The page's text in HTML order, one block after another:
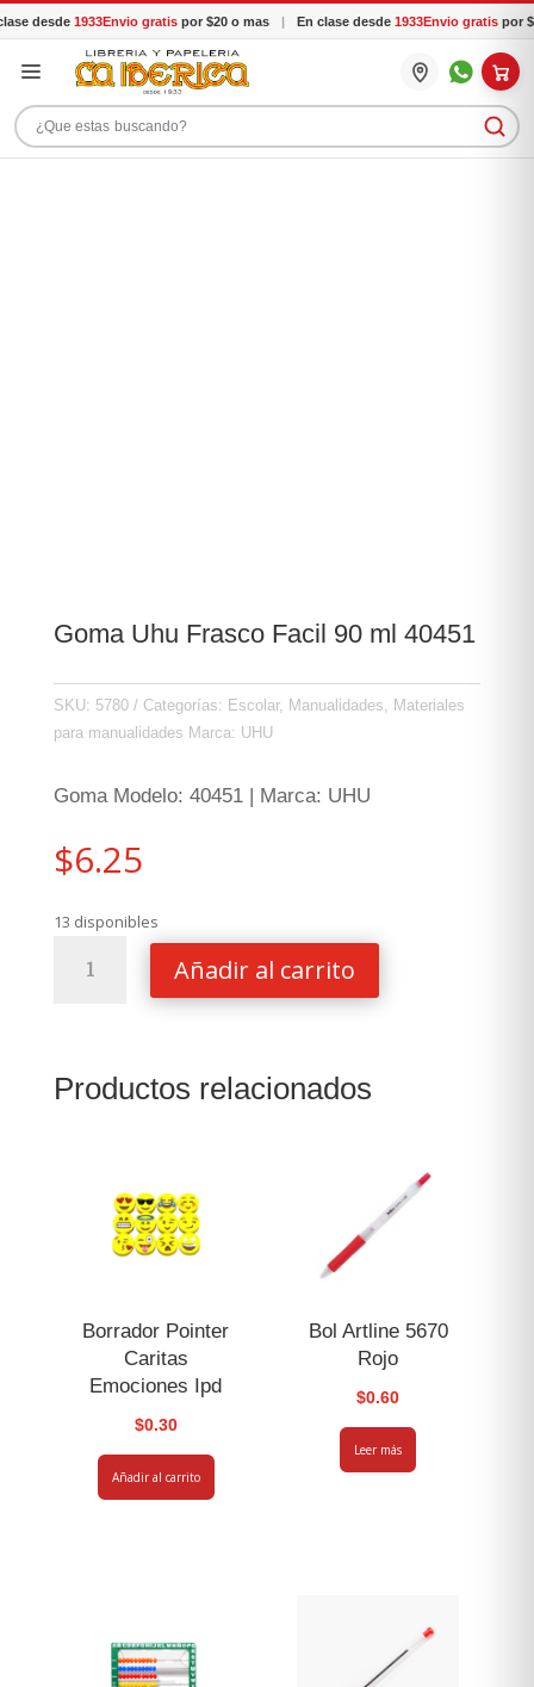
desde1933Envio gratispor $20 o mas En clase desde1933Envio gratispor
Buscar productos
Goma Uhu Frasco Facil 90 ml 40451
SKU: 5780 Categorías: Escolar, Manualidades, Materiales
para manualidades Marca: UHU
Goma Modelo: 40451 | Marca: UHU
$6.25
13 disponibles
ml
Añadir al carrito
Productos relacionados
Borrador Pointer
Caritas
Emociones Ipd
$0.30
Añadir al carrito
Bol Artline 5670
Rojo
$0.60
Leer más